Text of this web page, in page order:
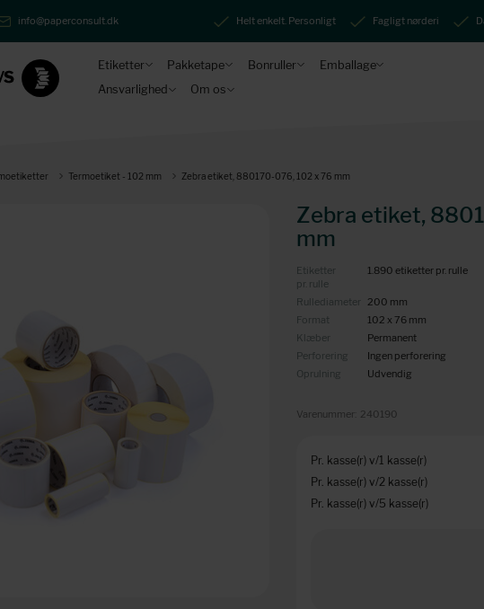
info@paperconsult.dk Helt enkelt. Personligt Fagligt nørderi
Etiketter Pakketape Bonruller
Emballage
Ansvarlighed
Om os
Termoetiket - 102 mm Zebra etiket, 880170-076, 102 x 76 mm
Zebra etiket,
mm
Etiketter
pr. rulle
1.890 etiketter pr. rulle
Rullediameter 200 mm
Format
102 x 76 mm
Klæber
Permanent
Perforering
Ingen perforering
Oprulning
Udvendig
Varenummer: 240190
Pr. kasse(r) v/1 kasse(r)
Pr. kasse(r) v/2 kasse(r)
Pr. kasse(r) v/5 kasse(r)